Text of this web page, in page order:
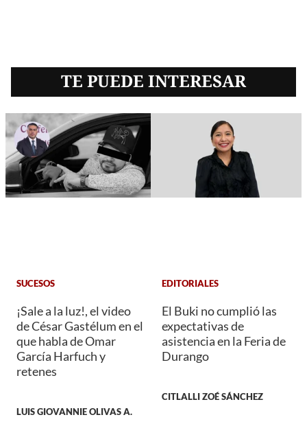
TE PUEDE INTERESAR
SUCESOS
¡Sale a la luz!, el video
de César Gastélum en el
que habla de Omar
García Harfuch y
retenes
LUIS GIOVANNIE OLIVAS A.
EDITORIALES
El Buki no cumplió las
expectativas de
asistencia en la Feria de
Durango
CITLALLI ZOÉ SÁNCHEZ